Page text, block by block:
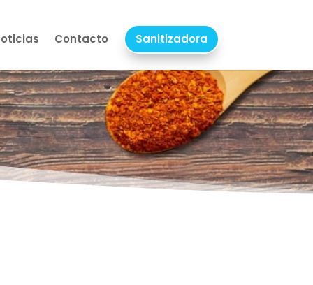
Contacto Sanitizadora